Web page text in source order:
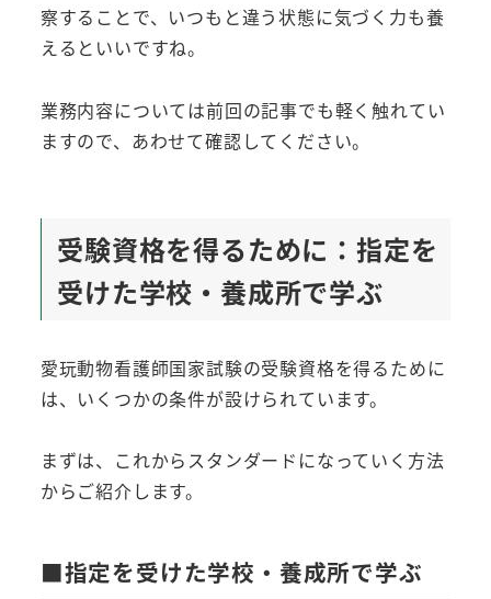
察することで、いつもと違う状態に気づく力も養
えるといいですね。
業務内容については前回の記事でも軽く触れてい
ますので、あわせて確認してください。
受験資格を得るために：指定を
受けた学校・養成所で学ぶ
愛玩動物看護師国家試験の受験資格を得るために
は、いくつかの条件が設けられています。
まずは、これからスタンダードになっていく方法
からご紹介します。
■指定を受けた学校・養成所で学ぶ